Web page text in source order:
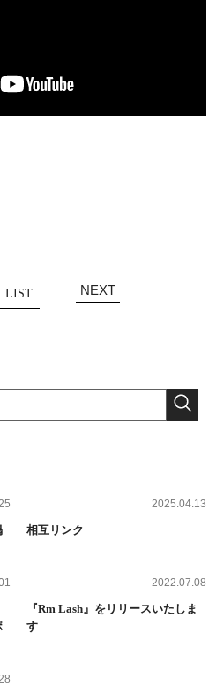
LIST NEXT
2025.04.13
相互リンク
2022.07.08
『Rm Lash』をリリースいたしま
す